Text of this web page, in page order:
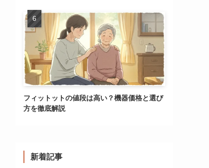
フィットットの値段は高い？機器価格と選び
方を徹底解説
新着記事